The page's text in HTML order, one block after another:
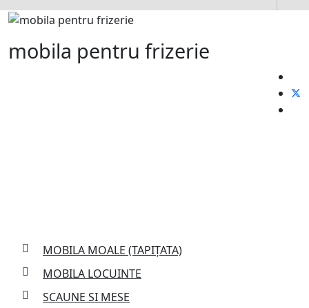
mobila pentru frizerie
MOBILA MOALE (TAPIȚATA)
MOBILA LOCUINTE
SCAUNE SI MESE